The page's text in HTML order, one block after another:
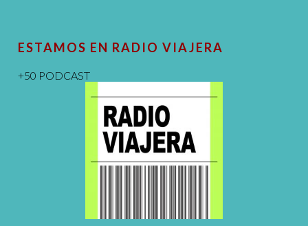
ESTAMOS EN RADIO VIAJERA
+50 PODCAST